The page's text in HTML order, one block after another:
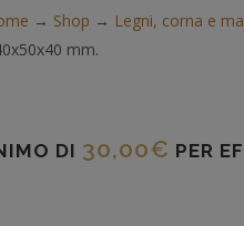
→ Shop → Legni, corna e
mm.
DI 30,00€ PER